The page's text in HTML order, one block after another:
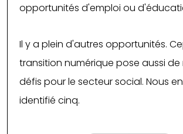
opportunités d'emploi ou
Il y a plein d'autres opportunités.
transition numérique pose aussi
défis pour le secteur social. Nous
identifié cinq.